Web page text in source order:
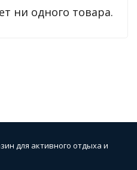
ни одного товара.
для активного отдыха и